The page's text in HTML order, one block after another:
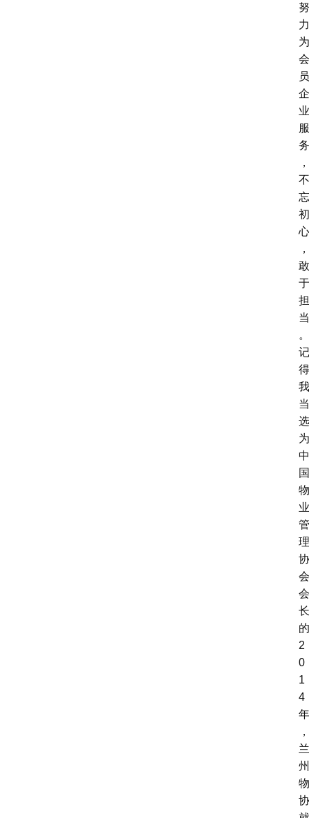
努
力
为
会
员
企
业
服
务
，
不
忘
初
心
，
敢
于
担
当
。
记
得
我
当
选
为
中
国
物
业
管
理
协
会
会
长
的
2
0
1
4
年
，
兰
州
物
协